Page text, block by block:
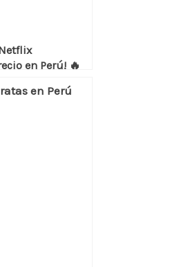
en Perú! 🔥